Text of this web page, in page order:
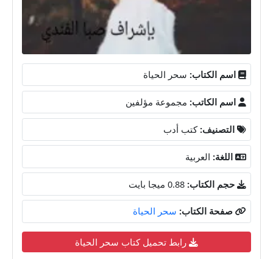
اسم الكتاب: سحر الحياة
اسم الكاتب: مجموعة مؤلفين
التصنيف: كتب أدب
اللغة: العربية
حجم الكتاب: 0.88 ميجا بايت
صفحة الكتاب: سحر الحياة
رابط تحميل كتاب سحر الحياة